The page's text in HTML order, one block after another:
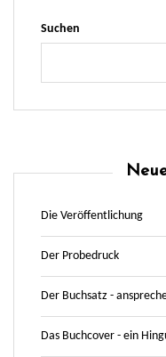
Suchen
Die Veröffentlichung
Der Probedruck
Der Buchsatz -
Das Buchcover - ein